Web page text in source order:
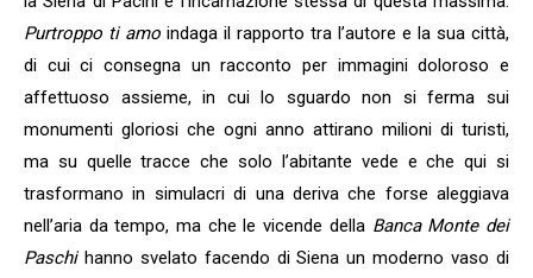
Purtroppo ti amo indaga il rapporto tra l’autore e la sua città,
di cui ci consegna un racconto per immagini doloroso e
affettuoso assieme, in cui lo sguardo non si ferma sui
monumenti gloriosi che ogni anno attirano milioni di turisti,
ma su quelle tracce che solo l’abitante vede e che qui si
trasformano in simulacri di una deriva che forse aleggiava
nell’aria da tempo, ma che le vicende della Banca Monte dei
Paschihanno svelato facendo di Siena un moderno vaso di